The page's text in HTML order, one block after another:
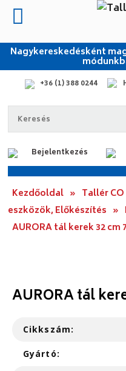
Nagykereskedésként
+36 (1) 388 0244
Bejelentkezés
Kezdőoldal » Tallér
eszközök, Előkészítés »
AURORA tál kerek 32 cm
AURORA tál
Cikkszám:
Gyártó: